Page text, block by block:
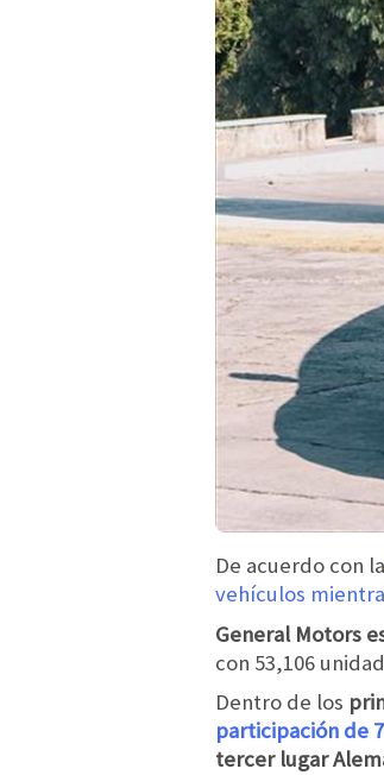
De acuerdo con la
vehículos
General Motors
con 53,106
Dentro de los
participación de
tercer lugar